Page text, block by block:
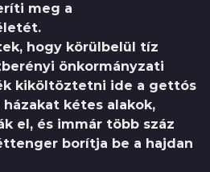
meg a
hogy körülbelül tíz
önkormányzati
kiköltöztetni ide a gettós
kétes alakok,
el, és immár több száz
borítja be a hajdan